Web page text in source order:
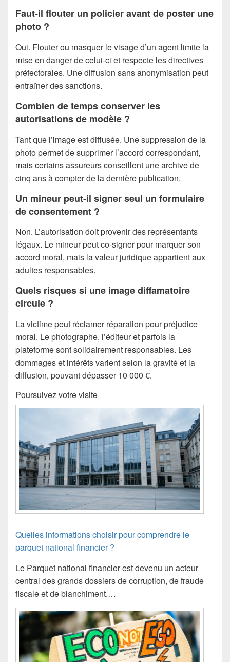
Faut-il flouter un policier avant de poster une
photo ?
Oui. Flouter ou masquer le visage d’un agent limite la
mise en danger de celui-ci et respecte les directives
préfectorales. Une diffusion sans anonymisation peut
entraîner des sanctions.
Combien de temps conserver les
autorisations de modèle ?
Tant que l’image est diffusée. Une suppression de la
photo permet de supprimer l’accord correspondant,
mais certains assureurs conseillent une archive de
cinq ans à compter de la dernière publication.
Un mineur peut-il signer seul un formulaire
de consentement ?
Non. L’autorisation doit provenir des représentants
légaux. Le mineur peut co-signer pour marquer son
accord moral, mais la valeur juridique appartient aux
adultes responsables.
Quels risques si une image diffamatoire
circule ?
La victime peut réclamer réparation pour préjudice
moral. Le photographe, l’éditeur et parfois la
plateforme sont solidairement responsables. Les
dommages et intérêts varient selon la gravité et la
diffusion, pouvant dépasser 10 000 €.
Poursuivez votre visite
Quelles informations choisir pour comprendre le
parquet national financier ?
Le Parquet national financier est devenu un acteur
central des grands dossiers de corruption, de fraude
fiscale et de blanchiment.…